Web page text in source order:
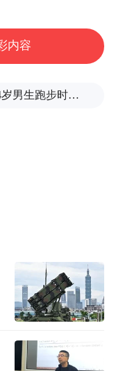
请遵守各项道
审查骆驼健康
失，应及时挂
种驾驶证扣分
己的骆驼驾驶
告诉极目新闻
开学时学校送
内容
14岁男生跑步时心脏骤停，后被鉴定为“器质性痴呆”，家属质疑校方失责